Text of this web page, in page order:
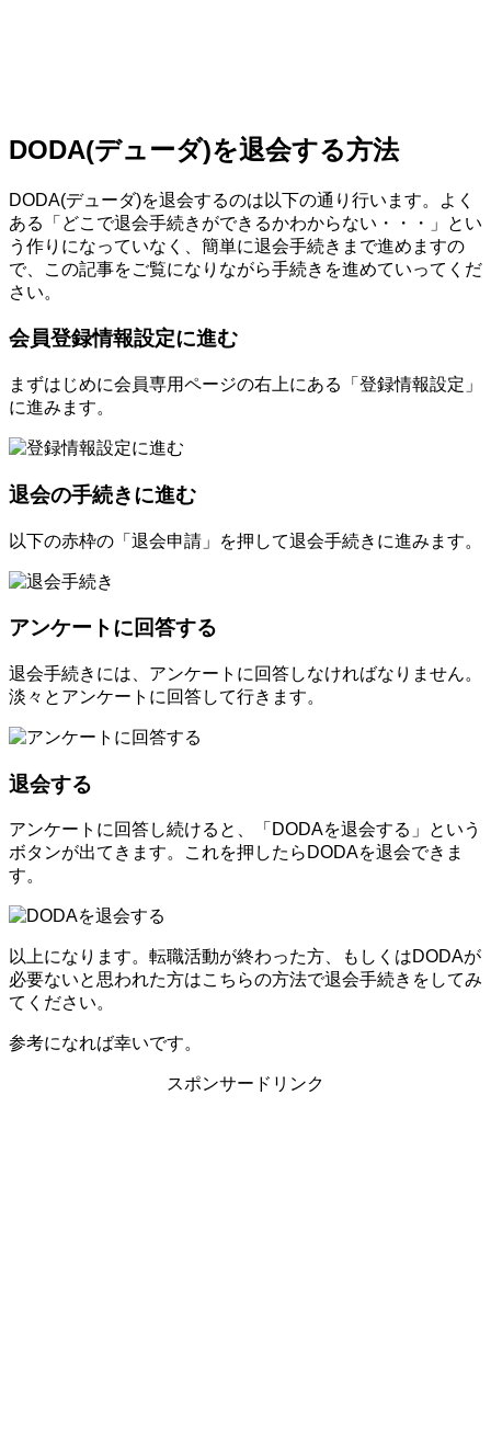
DODA(デューダ)を退会する方法
DODA(デューダ)を退会するのは以下の通り行います。よく
ある「どこで退会手続きができるかわからない・・・」とい
う作りになっていなく、簡単に退会手続きまで進めますの
で、この記事をご覧になりながら手続きを進めていってくだ
さい。
会員登録情報設定に進む
まずはじめに会員専用ページの右上にある「登録情報設定」
に進みます。
退会の手続きに進む
以下の赤枠の「退会申請」を押して退会手続きに進みます。
アンケートに回答する
退会手続きには、アンケートに回答しなければなりません。
淡々とアンケートに回答して行きます。
退会する
アンケートに回答し続けると、「DODAを退会する」という
ボタンが出てきます。これを押したらDODAを退会できま
す。
以上になります。転職活動が終わった方、もしくはDODAが
必要ないと思われた方はこちらの方法で退会手続きをしてみ
てください。
参考になれば幸いです。
スポンサードリンク